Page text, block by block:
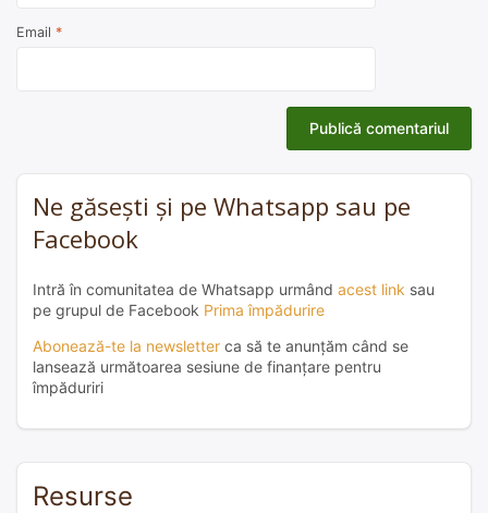
Email *
Ne găsești și pe Whatsapp sau pe
Facebook
Intră în comunitatea de Whatsapp urmând acest link sau
pe grupul de Facebook Prima împădurire
Abonează-te la newsletter ca să te anunțăm când se
lansează următoarea sesiune de finanțare pentru
împăduriri
Resurse